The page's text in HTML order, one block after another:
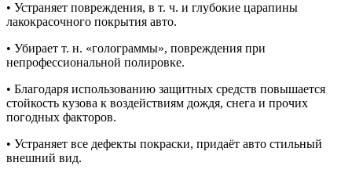
• Устраняет повреждения, в т. ч. и глубокие царапины
лакокрасочного покрытия авто.
• Убирает т. н. «голограммы», повреждения при
непрофессиональной полировке.
• Благодаря использованию защитных средств повышается
стойкость кузова к воздействиям дождя, снега и прочих
погодных факторов.
• Устраняет все дефекты покраски, придаёт авто стильный
внешний вид.